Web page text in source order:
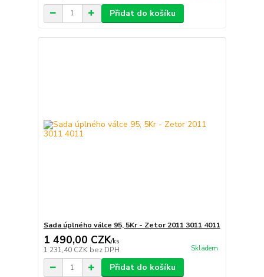
Přidat do košíku
Sada úplného válce 95, 5Kr - Zetor 2011 3011 4011
1 490,00 CZK/ks
1 231,40 CZK bez DPH Skladem
Přidat do košíku